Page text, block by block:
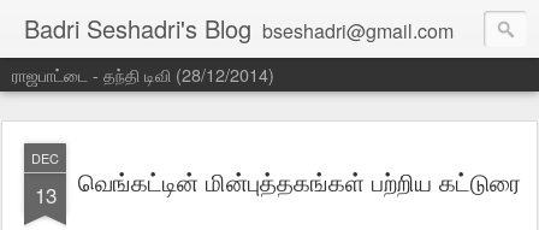
Badri Seshadri's Blog bseshadri@gmail.com
ராஜபாட்டை - தந்தி டிவி (28/12/2014)
DEC
13 வெங்கட்டின் மின்புத்தகங்கள் பற்றிய கட்டுரை